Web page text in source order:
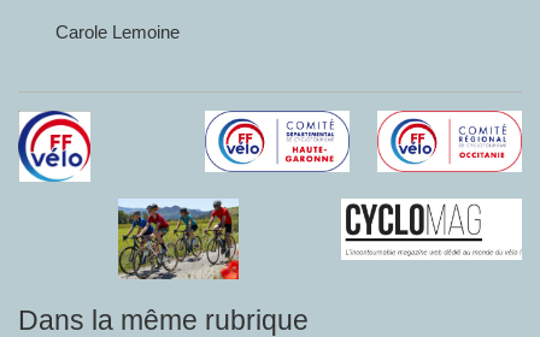
Carole Lemoine
Dans la même rubrique